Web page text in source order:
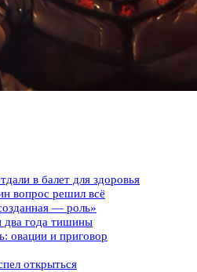
в балет для здоровья
вопрос решил всё
— роль»
два года тишины
овации и приговор
открыться